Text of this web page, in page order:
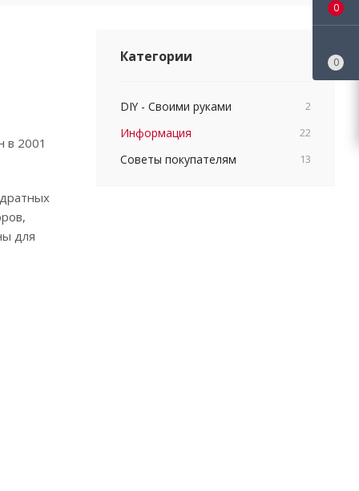
в 2001
для
Категории
DIY - Своими руками 2
Информация 22
Советы покупателям 13
0
0